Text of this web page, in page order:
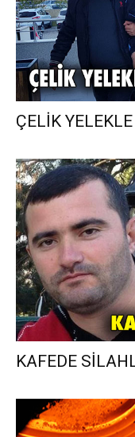
ÇELİK
KAFEDE